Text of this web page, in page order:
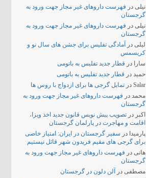
نیلی در فهرست داروهای غیر مجاز جهت ورود به
گرجستان
نیلی در فهرست داروهای غیر مجاز جهت ورود به
گرجستان
لیلی در
آمادگی تفلیس برای جشن های سال نو و
کریسمس
سارا
در قطار جدید تفلیس به باتومی
حمید در قطار جدید تفلیس به باتومی
Salar در تمایل گرجی ها برای ازدواج با روس ها
محمد در فهرست داروهای غیر مجاز جهت ورود به
گرجستان
اکبر در تصویب پیش نویس قانون جدید اخذ ویزا،
اقامت و مهاجرت در پارلمان گرجستان
پارمیدا در سفیر گرجستان در ایران: امتیاز خاصی
برای گرجی های مقیم فریدون شهر قائل نیستیم
هانی در فهرست داروهای غیر مجاز جهت ورود به
گرجستان
مصطفی در
آلن دلون در گرجستان